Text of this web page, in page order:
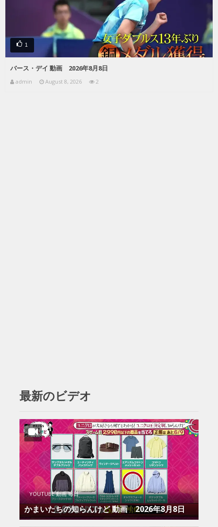
1
バース・デイ 動画 2026年8月8日
admin August 8, 2026 2
最新のビデオ
YOUTUBE 動画 毎日
かまいたちの知らんけど 動画 2026年8月8日